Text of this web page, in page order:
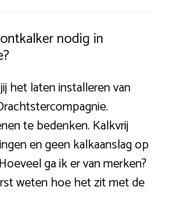
nodig in
het laten installeren van
te bedenken. Kalkvrij
en geen kalkaanslag op
ga ik er van merken?
weten hoe het zit met de